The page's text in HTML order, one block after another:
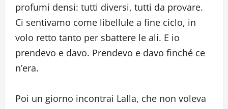
profumi densi: tutti diversi, tutti da provare.
Ci sentivamo come libellule a fine ciclo, in
volo retto tanto per sbattere le ali. E io
prendevo e davo. Prendevo e davo finché ce
n’era.
Poi un giorno incontrai Lalla, che non voleva